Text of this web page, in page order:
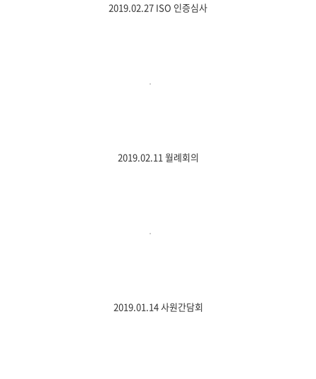
2019.02.27 ISO 인증심사
2019.02.11 월례회의
2019.01.14 사원간담회